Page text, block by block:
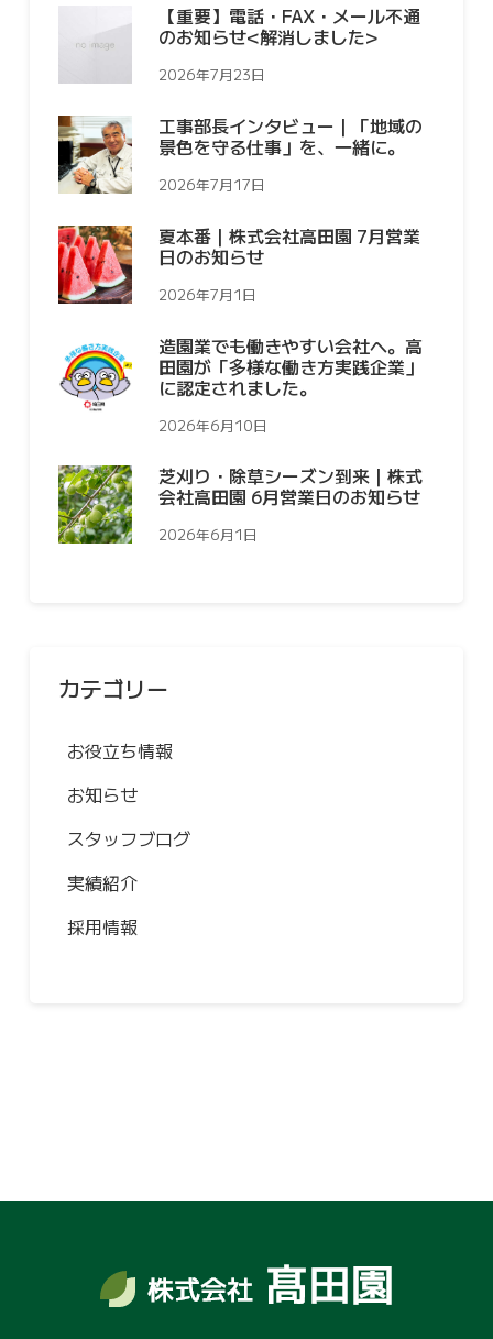
【重要】電話・FAX・メール不通
のお知らせ<解消しました>
2026年7月23日
工事部長インタビュー｜「地域の
景色を守る仕事」を、一緒に。
2026年7月17日
夏本番｜株式会社高田園 7月営業
日のお知らせ
2026年7月1日
造園業でも働きやすい会社へ。高
田園が「多様な働き方実践企業」
に認定されました。
2026年6月10日
芝刈り・除草シーズン到来｜株式
会社高田園 6月営業日のお知らせ
2026年6月1日
カテゴリー
お役立ち情報
お知らせ
スタッフブログ
実績紹介
採用情報